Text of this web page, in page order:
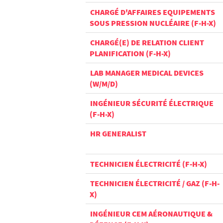
CHARGÉ D'AFFAIRES EQUIPEMENTS
SOUS PRESSION NUCLÉAIRE (F-H-X)
CHARGÉ(E) DE RELATION CLIENT
PLANIFICATION (F-H-X)
LAB MANAGER MEDICAL DEVICES
(W/M/D)
INGÉNIEUR SÉCURITÉ ÉLECTRIQUE
(F-H-X)
HR GENERALIST
TECHNICIEN ÉLECTRICITÉ (F-H-X)
TECHNICIEN ÉLECTRICITÉ / GAZ (F-H-
X)
INGÉNIEUR CEM AÉRONAUTIQUE &